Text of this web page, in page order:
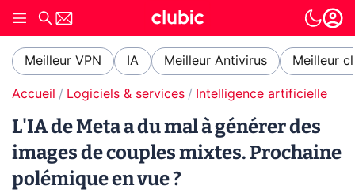
Meilleur VPN IA Meilleur Antivirus Meilleur
Accueil Logiciels & services Intelligence artificielle
L'IA de Meta a du mal à générer des
images de couples mixtes. Prochaine
polémique en vue ?